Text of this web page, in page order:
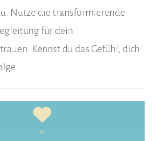
Nutze die transformierende
für dein
Kennst du das Gefühl, dich
…